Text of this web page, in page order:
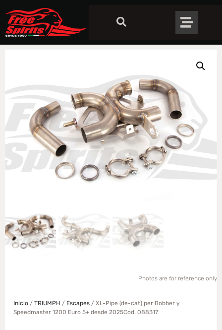
Photos are for reference only
Inicio /TRIUMPH / Escapes / XL-Pipe (de-cat) per Bobber y
Speedmaster 1200 Euro 5+ desde 2025Cod. 088317